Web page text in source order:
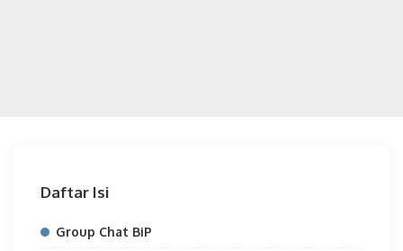
Daftar Isi
Group Chat BiP